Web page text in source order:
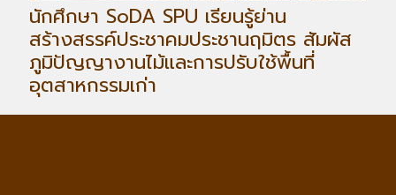
นักศึกษา SoDA SPU เรียนรู้ย่าน
สร้างสรรค์ประชาคมประชานฤมิตร สัมผัส
ภูมิปัญญางานไม้และการปรับใช้พื้นที่
อุตสาหกรรมเก่า